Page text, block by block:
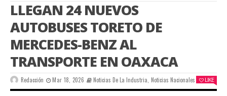
LLEGAN 24 NUEVOS
AUTOBUSES TORETO DE
MERCEDES-BENZ AL
TRANSPORTE EN OAXACA
Redacción Mar 18, 2026 Noticias De La Industria Noticias Nacionales LIKE